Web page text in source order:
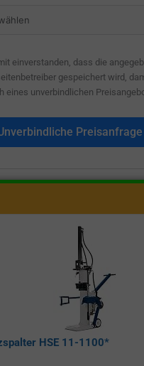
einverstanden, dass die
gespeichert wird,
eines unverbindlichen
HSE 11-1100*